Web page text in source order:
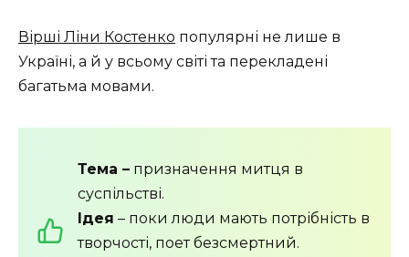
Вірші Ліни Костенко популярні не лише в
Україні, а й у всьому світі та перекладені
багатьма мовами.
Тема – призначення митця в
суспільстві.
Ідея – поки люди мають потрібність в
творчості, поет безсмертний.